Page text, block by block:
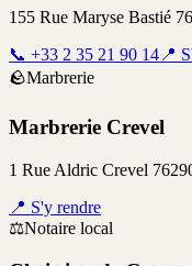
155 Rue Maryse Bastié
📞 +33 2 35 21 90 14📍
🪨Marbrerie
Marbrerie Crevel
1 Rue Aldric Crevel
📍 S'y rendre
⚖️Notaire local